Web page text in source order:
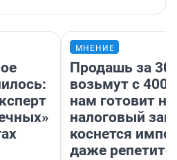
МНЕНИЕ
Продашь за
возьмут с
нам готовит
налоговый
коснется
даже